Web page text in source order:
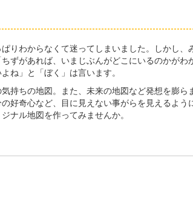
りわからなくて迷ってしまいました。しかし
ずがあれば、いまじぶんがどこにいるのかが
ね」と「ぼく」は言います。
持ちの地図。また、未来の地図など発想を膨
好奇心など、目に見えない事がらを見えるよ
ナル地図を作ってみませんか。